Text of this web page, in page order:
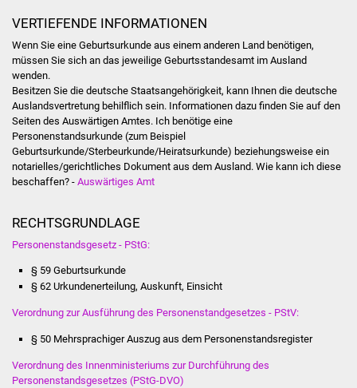
Stadtbücherei
Stadtarchiv
Zehntscheuer
Beirat Süßener Vereine
Tourismus
VERTIEFENDE INFORMATIONEN
Wenn Sie eine Geburtsurkunde aus einem anderen Land benötigen,
müssen Sie sich an das jeweilige Geburtsstandesamt im Ausland
wenden.
Besitzen Sie die deutsche Staatsangehörigkeit, kann Ihnen die deutsche
Auslandsvertretung behilflich sein. Informationen dazu finden Sie auf den
Seiten des Auswärtigen Amtes. Ich benötige eine
Personenstandsurkunde (zum Beispiel
Geburtsurkunde/Sterbeurkunde/Heiratsurkunde) beziehungsweise ein
notarielles/gerichtliches Dokument aus dem Ausland. Wie kann ich diese
beschaffen? - Auswärtiges Amt
RECHTSGRUNDLAGE
Personenstandsgesetz - PStG:
§ 59 Geburtsurkunde
§ 62 Urkundenerteilung, Auskunft, Einsicht
Verordnung zur Ausführung des Personenstandgesetzes - PStV:
§ 50 Mehrsprachiger Auszug aus dem Personenstandsregister
Verordnung des Innenministeriums zur Durchführung des
Personenstandsgesetzes (PStG-DVO)